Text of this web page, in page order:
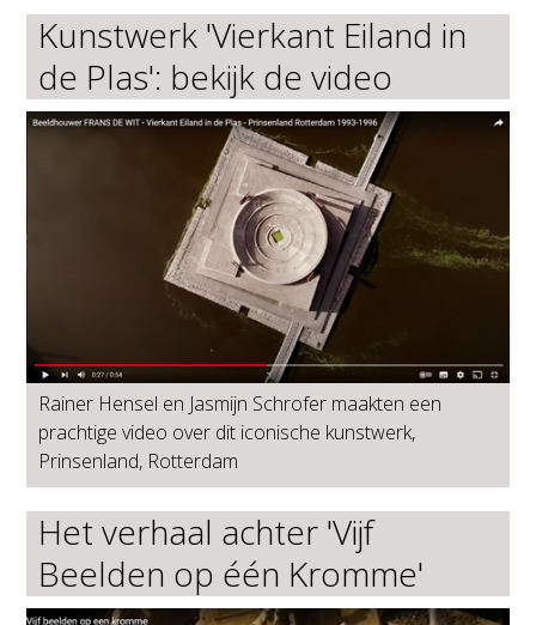
Kunstwerk 'Vierkant Eiland in
de Plas': bekijk de video
Rainer Hensel en Jasmijn Schrofer maakten een
prachtige video over dit iconische kunstwerk,
Prinsenland, Rotterdam
Het verhaal achter 'Vijf
Beelden op één Kromme'